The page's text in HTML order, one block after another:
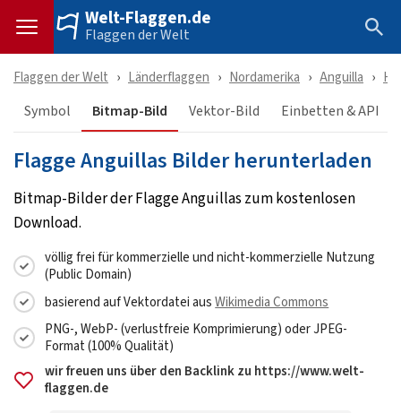
Welt-Flaggen.de
Flaggen der Welt
Flaggen der Welt Länderflaggen Nordamerika Anguilla
Symbol Bitmap-Bild Vektor-Bild Einbetten & API
Flagge Anguillas Bilder herunterladen
Bitmap-Bilder der Flagge Anguillas zum kostenlosen
Download.
völlig frei für kommerzielle und nicht-kommerzielle Nutzung
(Public Domain)
basierend auf Vektordatei ausWikimedia Commons
PNG-, WebP- (verlustfreie Komprimierung) oder JPEG-
Format (100% Qualität)
wir freuen uns über den Backlink zu https://www.welt-
flaggen.de